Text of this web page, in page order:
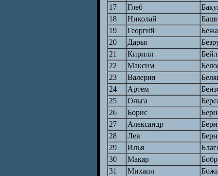
17
Глеб
18
Николай
19
Георгий
20
Дарья
21
Кирилл
22
Максим
23
Валерия
24
Артем
25
Ольга
26
Борис
27
Александр
28
Лев
29
Илья
30
Макар
31
Михаил